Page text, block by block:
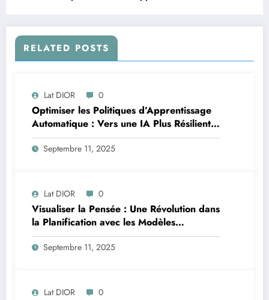
RELATED POSTS
Lat DIOR 0
Optimiser les Politiques d’Apprentissage
Automatique : Vers une IA Plus Résiliente
en Afrique
Septembre 11, 2025
Lat DIOR 0
Visualiser la Pensée : Une Révolution dans
la Planification avec les Modèles
Multimodaux
Septembre 11, 2025
Lat DIOR 0